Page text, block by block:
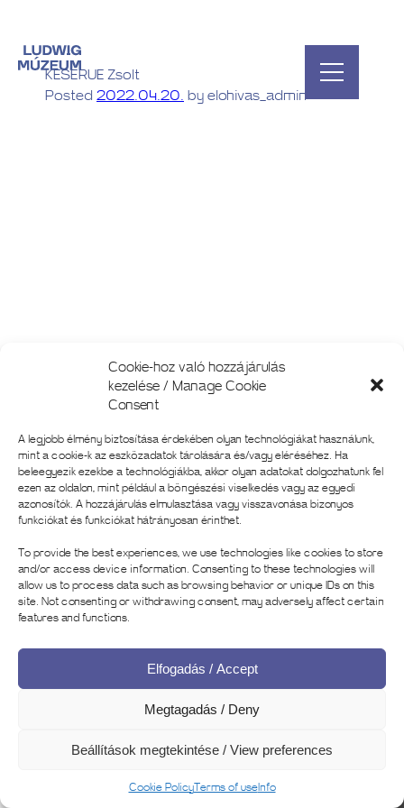
Cookie-hoz való hozzájárulás
kezelése / Manage Cookie
Consent
A legjobb élmény biztosítása érdekében olyan technológiákat használunk,
mint a cookie-k az eszközadatok tárolására és/vagy eléréséhez. Ha
beleegyezik ezekbe a technológiákba, akkor olyan adatokat dolgozhatunk fel
ezen az oldalon, mint például a böngészési viselkedés vagy az egyedi
azonosítók. A hozzájárulás elmulasztása vagy visszavonása bizonyos
funkciókat és funkciókat hátrányosan érinthet.
To provide the best experiences, we use technologies like cookies to store
and/or access device information. Consenting to these technologies will
allow us to process data such as browsing behavior or unique IDs on this
site. Not consenting or withdrawing consent, may adversely affect certain
features and functions.
Elfogadás / Accept
Megtagadás / Deny
Beállítások megtekintése / View preferences
Cookie PolicyTerms of useInfo
KESERUE Zsolt
Posted 2022.04.20. byelohivas_admin
A kiállítás virtuális túrája (készítette a
MúzeumDigitár szakmai csapata az
megbízásából) a következő linkről
érhető el: | The exhibition’s virtual
team on request of OKSZ / NKA-
following link:
https://visit.exhibitonline.hu/elohivas